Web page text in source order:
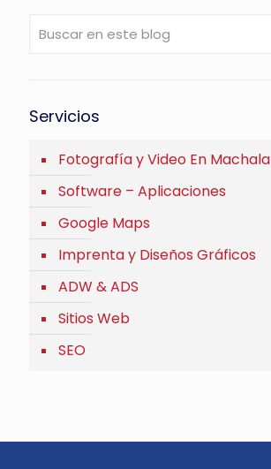
Servicios
Fotografía y Video En Machala
Software – Aplicaciones
Google Maps
Imprenta y Diseños Gráficos
ADW & ADS
Sitios Web
SEO